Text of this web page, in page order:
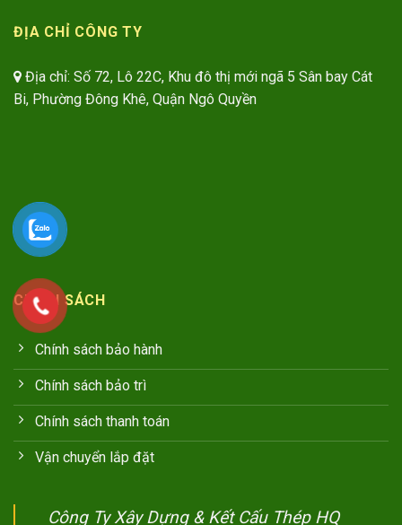
ĐỊA CHỈ CÔNG TY
Địa chỉ: Số 72, Lô 22C, Khu đô thị mới ngã 5 Sân bay Cát
Bi, Phường Đông Khê, Quận Ngô Quyền
CHÍNH SÁCH
Chính sách bảo hành
Chính sách bảo trì
Chính sách thanh toán
Vận chuyển lắp đặt
Công Ty Xây Dựng & Kết Cấu Thép HQ